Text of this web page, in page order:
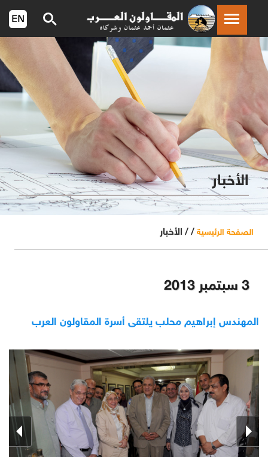
الأخبار
الصفحة الرئيسية / / الأخبار
3 سبتمبر 2013
المهندس إبراهيم محلب يلتقى أسرة المقاولون العرب